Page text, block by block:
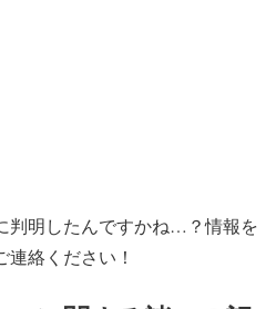
判明したんですかね…？情報を
絡ください！